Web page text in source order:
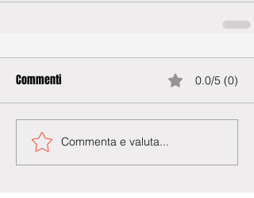
Commenti 0.0/5 (0)
Commenta e valuta...